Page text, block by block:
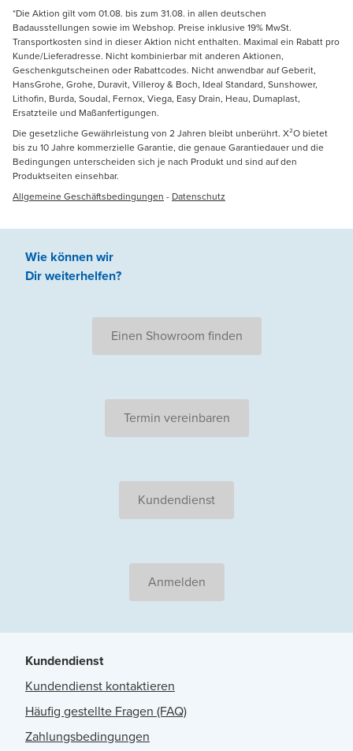
*Die Aktion gilt vom 01.08. bis zum 31.08. in allen deutschen
Badausstellungen sowie im Webshop. Preise inklusive 19% MwSt.
Transportkosten sind in dieser Aktion nicht enthalten. Maximal ein Rabatt pro
Kunde/Lieferadresse. Nicht kombinierbar mit anderen Aktionen,
Geschenkgutscheinen oder Rabattcodes. Nicht anwendbar auf Geberit,
HansGrohe, Grohe, Duravit, Villeroy & Boch, Ideal Standard, Sunshower,
Lithofin, Burda, Soudal, Fernox, Viega, Easy Drain, Heau, Dumaplast,
Ersatzteile und Maßanfertigungen.
Die gesetzliche Gewährleistung von 2 Jahren bleibt unberührt. X²O bietet
bis zu 10 Jahre kommerzielle Garantie, die genaue Garantiedauer und die
Bedingungen unterscheiden sich je nach Produkt und sind auf den
Produktseiten einsehbar.
Allgemeine Geschäftsbedingungen - Datenschutz
Wie können wir
Dir weiterhelfen?
Einen Showroom finden
Termin vereinbaren
Kundendienst
Anmelden
Kundendienst
Kundendienst kontaktieren
Häufig gestellte Fragen (FAQ)
Zahlungsbedingungen